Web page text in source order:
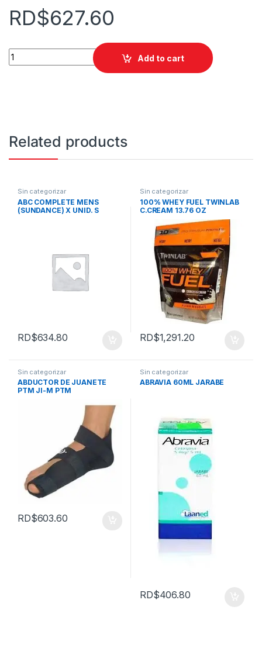
RD$627.60
ADINAX UNID. ALENDRONATO 70 MG X UNID. 4 X TAB
Add to cart
Related products
Sin categorizar
ABC COMPLETE MENS
(SUNDANCE) X UNID. S
RD$634.80
Sin categorizar
100% WHEY FUEL TWINLAB
C.CREAM 13.76 OZ
RD$1,291.20
Sin categorizar
ABDUCTOR DE JUANETE
PTM JI-M PTM
RD$603.60
Sin categorizar
ABRAVIA 60ML JARABE
RD$406.80